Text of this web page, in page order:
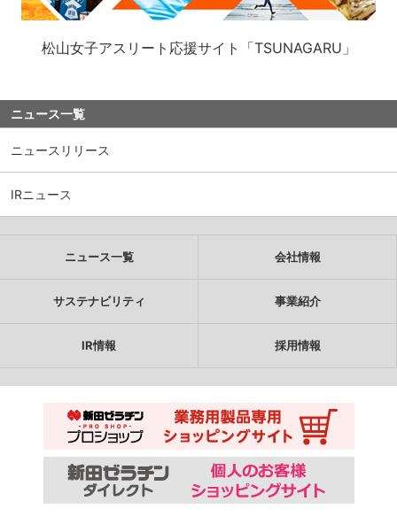
ニュース一覧
ニュースリリース
IRニュース
松山女子アスリート応援サイト「TSUNAGARU」
ニュース一覧 会社情報
サステナビリティ 事業紹介
IR情報 採用情報